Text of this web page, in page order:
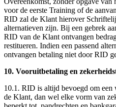
voor de eerste Training of de
RID zal de Klant hierover
alternatieven zijn. Bij een gebrek
RID van de Klant ontvangen
restitueren. Indien een passend
ontvangen betaling niet door RID
10. Vooruitbetaling en
10.1. RID is altijd bevoegd om een
de Klant, dan wel elke vorm van